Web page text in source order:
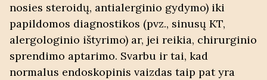
nosies steroidų, antialerginio gydymo) iki
papildomos diagnostikos (pvz., sinusų KT,
alergologinio ištyrimo) ar, jei reikia, chirurginio
sprendimo aptarimo. Svarbu ir tai, kad
normalus endoskopinis vaizdas taip pat yra